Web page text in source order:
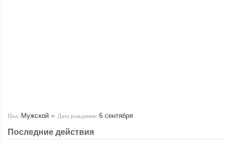
Пол: Мужской Дата рождения: 6 сентября
Последние действия